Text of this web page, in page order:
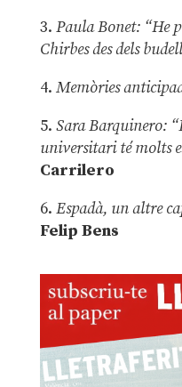
3. Paula Bonet: “He
Chirbes des dels
4. Memòries
5. Sara Barquinero:
universitari té molts
Carrilero
6. Espadà, un altre
Felip Bens